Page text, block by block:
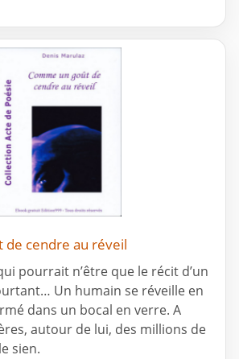
de cendre au réveil
pourrait n’être que le récit d’un
Un humain se réveille en
dans un bocal en verre. A
autour de lui, des millions de
sien.